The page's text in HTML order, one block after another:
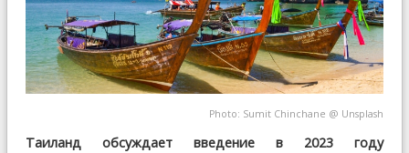
Photo: Sumit Chinchane @ Unsplash
Таиланд обсуждает введение в 2023 году